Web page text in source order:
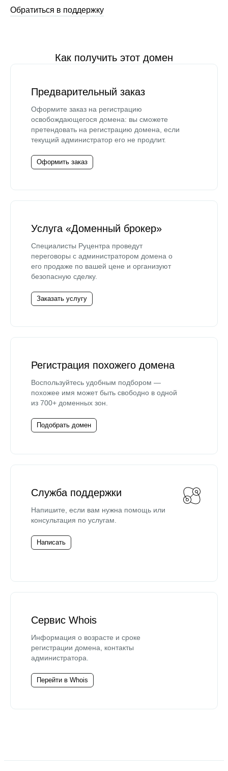
Обратиться в поддержку
Как получить этот домен
Предварительный заказ
Оформите заказ на регистрацию
освобождающегося домена: вы сможете
претендовать на регистрацию домена, если
текущий администратор его не продлит.
Оформить заказ
Услуга «Доменный брокер»
Специалисты Руцентра проведут
переговоры с администратором домена о
его продаже по вашей цене и организуют
безопасную сделку.
Заказать услугу
Регистрация похожего домена
Воспользуйтесь удобным подбором —
похожее имя может быть свободно в одной
из 700+ доменных зон.
Подобрать домен
Служба поддержки
Напишите, если вам нужна помощь или
консультация по услугам.
Написать
Сервис Whois
Информация о возрасте и сроке
регистрации домена, контакты
администратора.
Перейти в Whois